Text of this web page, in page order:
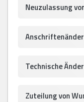
Neuzulassung
Technische
Zuteilung von